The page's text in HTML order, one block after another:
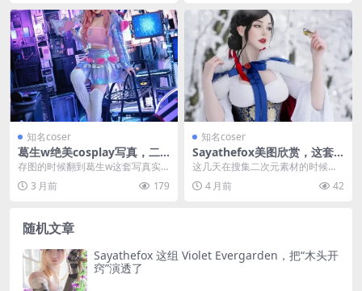
知名coser
葛生w绝美cosplay写真，二
次元4k高清壁纸值得收藏
存图的时候翻到葛生w这套写真实
在是惊喜。她这次出的角色是《鬼
灭之刃》里的灶门角色...
3 月前 179
知名coser
Sayathefox美图欣赏，这套
高品质Cosplay作品合集我又
这几天在搜集二次元素材的时候，
翻来翻去都是些老图，正烦着呢，
结果偶然间翻到了Sa...
4 月前 42
随机文章
Sayathefox 这组 Violet Evergarden，把“木头开
窍”演透了